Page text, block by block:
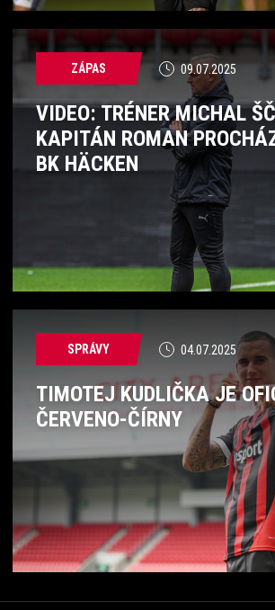
ZÁPAS 09.07.2025
VIDEO: TRÉNER MICHAL
KAPITÁN ROMAN
BK HÄCKEN
SPRÁVY 04.07.2025
TIMOTEJ KUDLIČKA JE
ČERVENO-ČÍRNY